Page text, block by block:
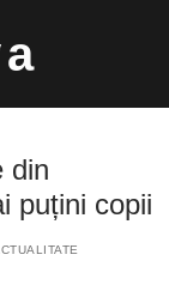
din
puțini copii